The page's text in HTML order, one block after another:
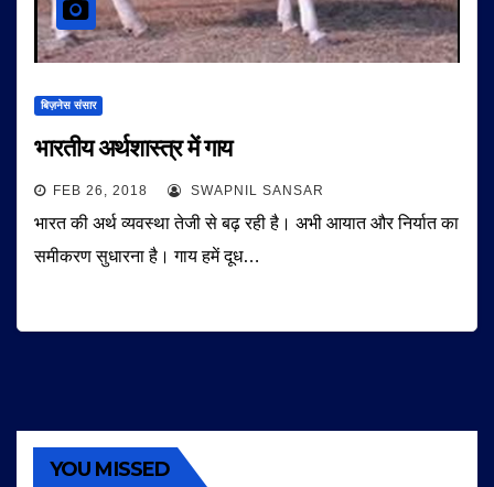
बिज़नेस संसार
भारतीय अर्थशास्त्र में गाय
FEB 26, 2018 SWAPNIL SANSAR
भारत की अर्थ व्यवस्था तेजी से बढ़ रही है। अभी आयात और निर्यात का
समीकरण सुधारना है। गाय हमें दूध…
YOU MISSED